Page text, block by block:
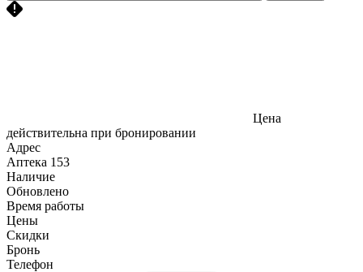
Цена
действительна при бронировании
Адрес
Аптека 153
Наличие
Обновлено
Время работы
Цены
Скидки
Бронь
Телефон